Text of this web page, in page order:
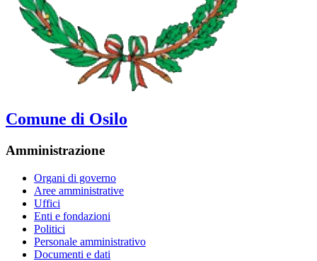
Comune di Osilo
Amministrazione
Organi di governo
Aree amministrative
Uffici
Enti e fondazioni
Politici
Personale amministrativo
Documenti e dati